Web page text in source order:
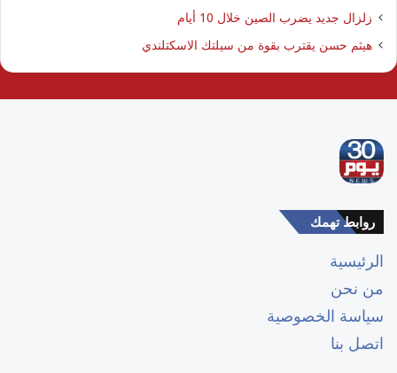
زلزال جديد يضرب الصين خلال 10 أيام
هيثم حسن يقترب بقوة من سيلتك الاسكتلندي
روابط تهمك
الرئيسية
من نحن
سياسة الخصوصية
اتصل بنا